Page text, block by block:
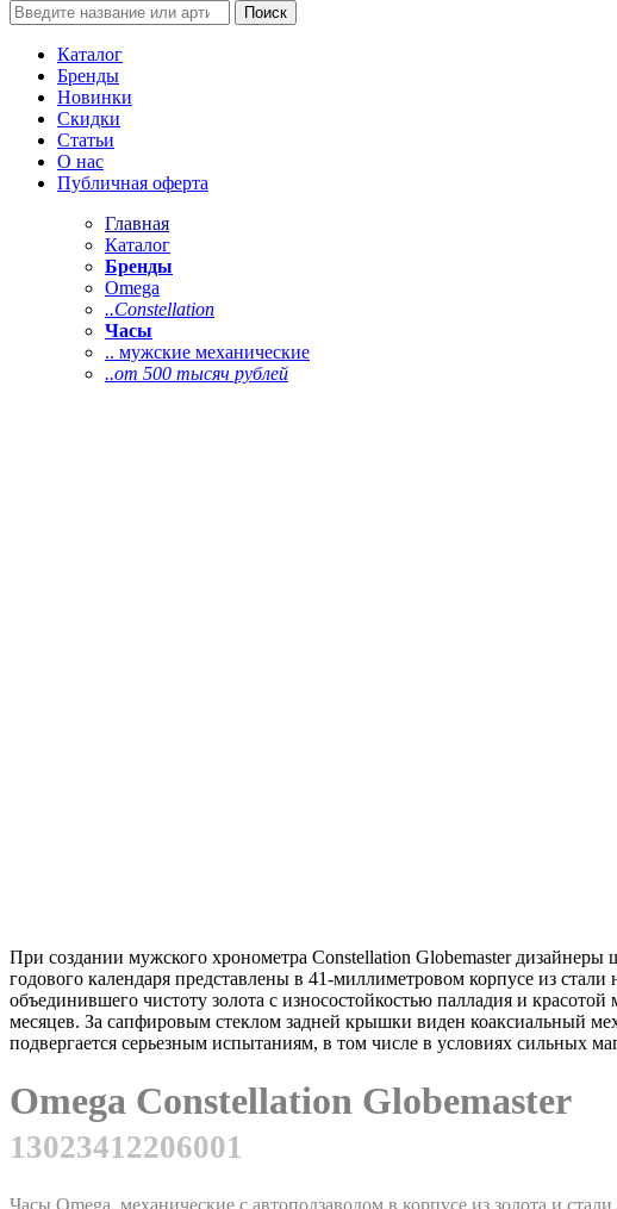
Поиск
Каталог
Бренды
Новинки
Скидки
Статьи
О нас
Публичная оферта
Главная
Каталог
Бренды
Omega
..Constellation
Часы
.. мужские механические
..от 500 тысяч рублей
При создании мужского хронометра Constellation Globemaster
годового календаря представлены в 41-миллиметровом корпусе из
объединившего чистоту золота с износостойкостью палладия и
месяцев. За сапфировым стеклом задней крышки виден коаксиальный
подвергается серьезным испытаниям, в том числе в условиях сильных
Omega Constellation Globemaster
13023412206001
Часы Omega, механические с автоподзаводом в корпусе из золота и